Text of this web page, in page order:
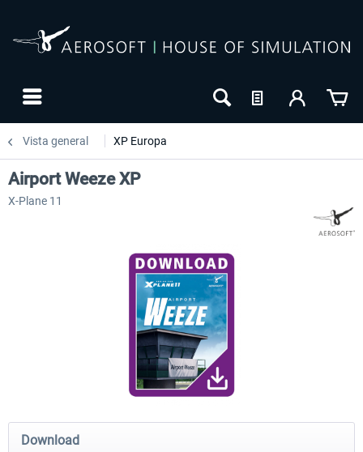
Vista general XP Europa
Airport Berlin Brandenburg V2 XP Airport Zurich V2.0 XP
Airport Weeze XP
X-Plane 11
Download